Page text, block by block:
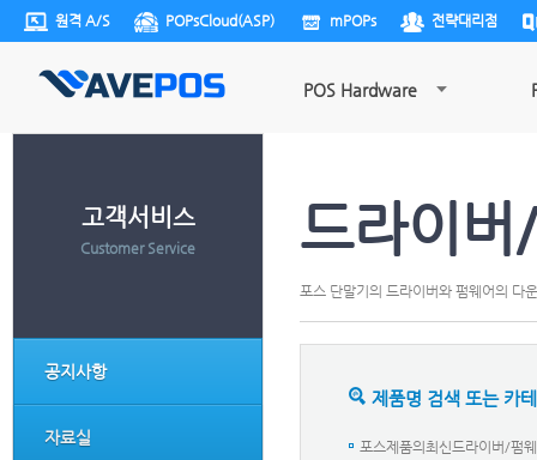
원격 A/S POPsCloud(ASP) mPOPs 전략대리점
POS Hardware
고객서비스
Customer Service
공지사항
자료실
드라이버
포스 단말기의 드라이버와 펌웨어의 다
제품명 검색 또는 카
포스제품의최신드라이버/펌